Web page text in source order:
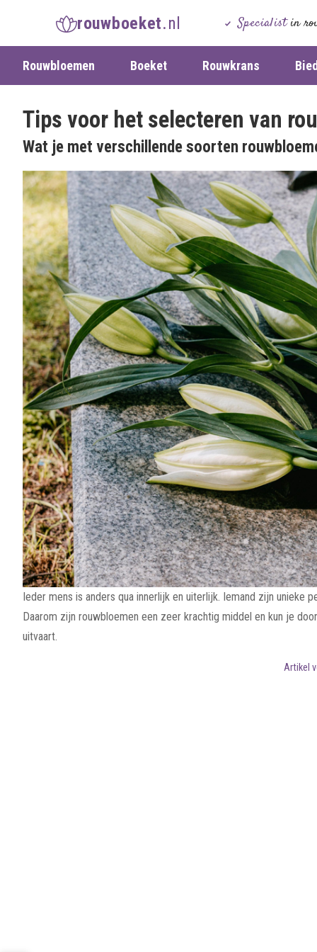
rouwboeket.nl Specialistin
Rouwbloemen Boeket Rouwkrans
Tips voor het selecteren van
Wat je met verschillende soorten
Ieder mens is anders qua innerlijk en uiterlijk. Iemand zijn
Daarom zijn rouwbloemen een zeer krachtig middel en kun je
uitvaart.
Artikel